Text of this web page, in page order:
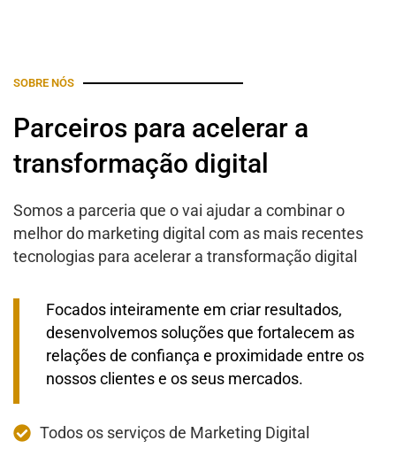
SOBRE NÓS
Parceiros para acelerar a
transformação digital
Somos a parceria que o vai ajudar a combinar o
melhor do marketing digital com as mais recentes
tecnologias para acelerar a transformação digital
Focados inteiramente em criar resultados,
desenvolvemos soluções que fortalecem as
relações de confiança e proximidade entre os
nossos clientes e os seus mercados.
Todos os serviços de Marketing Digital